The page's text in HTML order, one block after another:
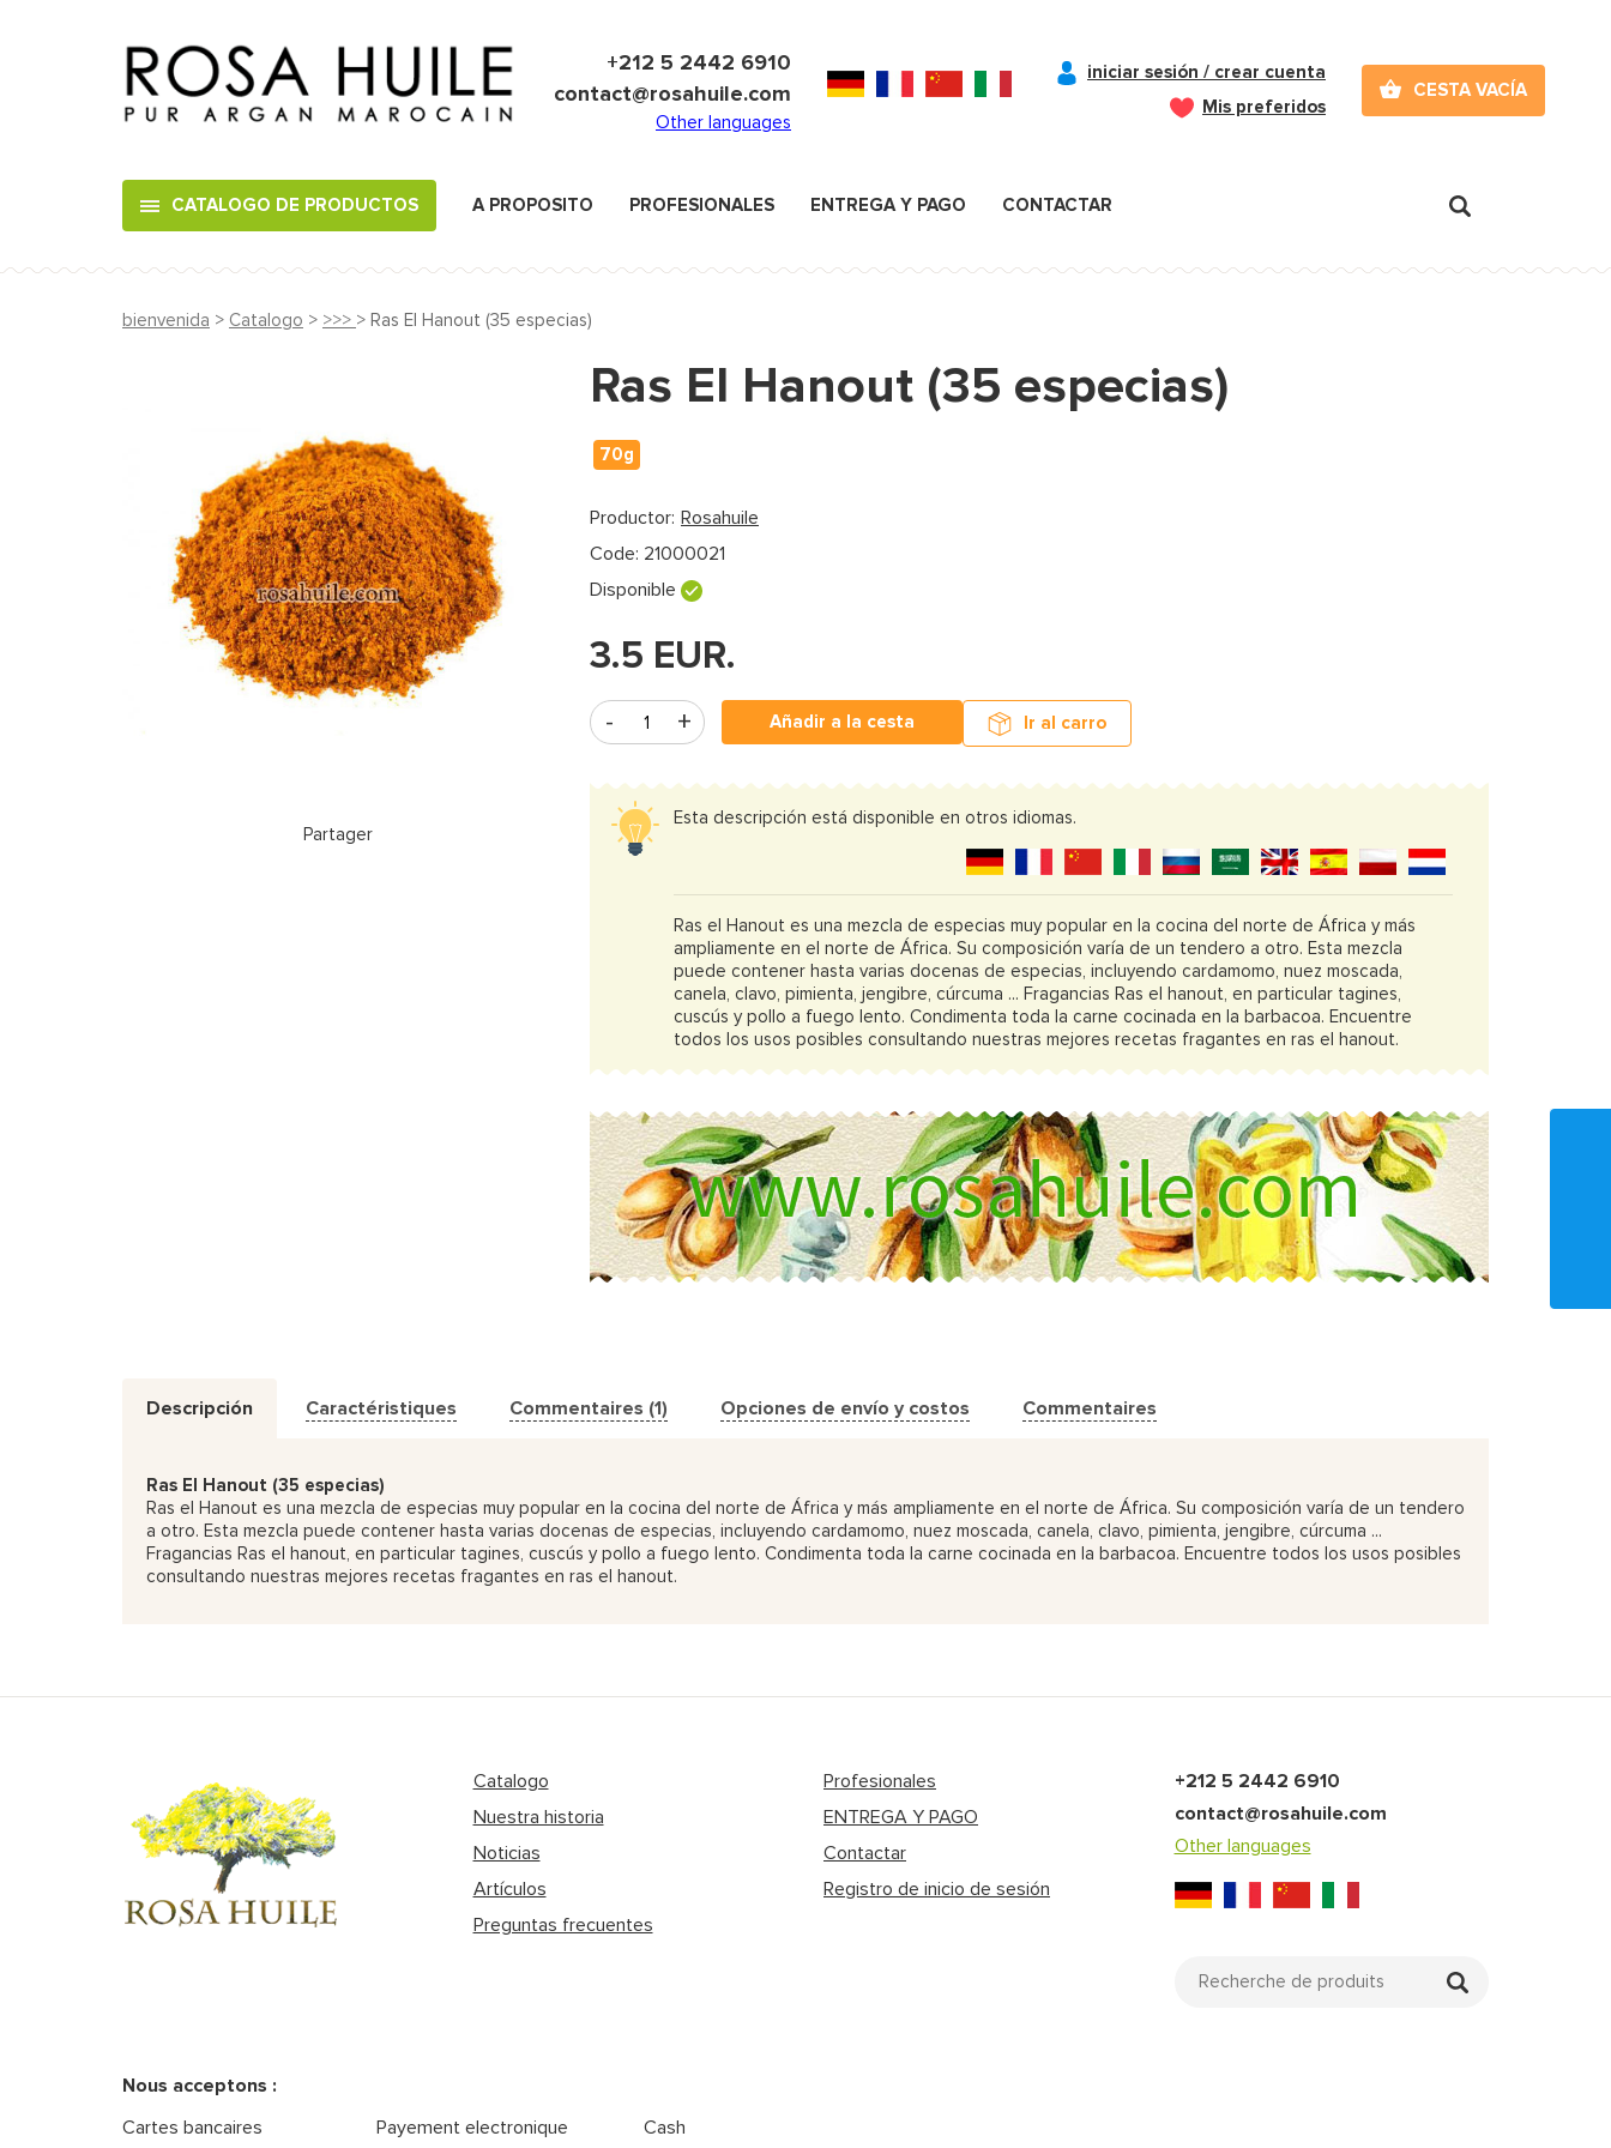
+212 5 2442 6910
contact@rosahuile.com
Other languages
iniciar sesión / crear cuenta
Mis preferidos
CESTA VACÍA
CATALOGO DE PRODUCTOS A PROPOSITO PROFESIONALES ENTREGA Y PAGO CONTACTAR
bienvenida > Catalogo > >>> > Ras El Hanout (35 especias)
Partager
Ras El Hanout (35 especias)
70g
Productor: Rosahuile
Code: 21000021
Disponible
3.5 EUR.
Añadir a la cesta Ir al carro
Esta descripción está disponible en otros idiomas.
Ras el Hanout es una mezcla de especias muy popular en la cocina del norte de África y más
ampliamente en el norte de África. Su composición varía de un tendero a otro. Esta mezcla
puede contener hasta varias docenas de especias, incluyendo cardamomo, nuez moscada,
canela, clavo, pimienta, jengibre, cúrcuma ... Fragancias Ras el hanout, en particular tagines,
cuscús y pollo a fuego lento. Condimenta toda la carne cocinada en la barbacoa. Encuentre
todos los usos posibles consultando nuestras mejores recetas fragantes en ras el hanout.
Descripción Caractéristiques Commentaires (1) Opciones de envío y costos Commentaires
Ras El Hanout (35 especias)
Ras el Hanout es una mezcla de especias muy popular en la cocina del norte de África y más ampliamente en el norte de África. Su composición varía de un tendero
a otro. Esta mezcla puede contener hasta varias docenas de especias, incluyendo cardamomo, nuez moscada, canela, clavo, pimienta, jengibre, cúrcuma ...
Fragancias Ras el hanout, en particular tagines, cuscús y pollo a fuego lento. Condimenta toda la carne cocinada en la barbacoa. Encuentre todos los usos posibles
consultando nuestras mejores recetas fragantes en ras el hanout.
Catalogo
Nuestra historia
Noticias
Artículos
Preguntas frecuentes
Profesionales
ENTREGA Y PAGO
Contactar
Registro de inicio de sesión
+212 5 2442 6910
contact@rosahuile.com
Other languages
Nous acceptons :
Cartes bancaires
Payement electronique Cash